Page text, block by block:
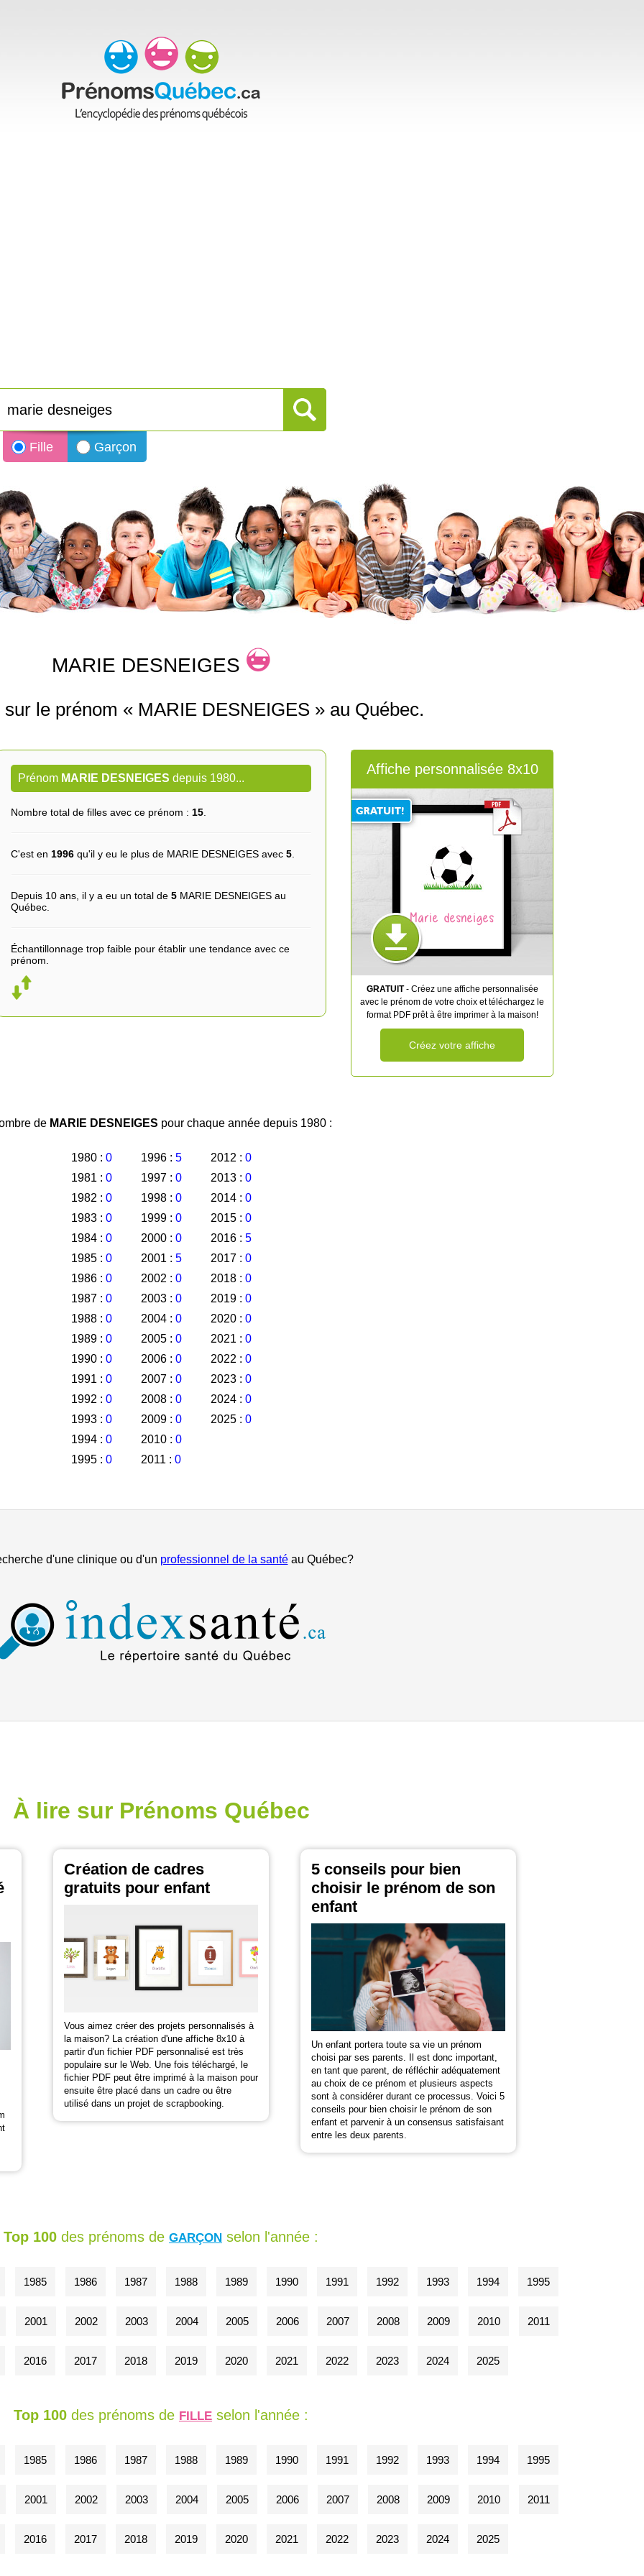
Fille Garçon
MARIE DESNEIGES
le prénom « MARIE DESNEIGES » au Québec.
Prénom MARIE DESNEIGES depuis 1980...
Nombre total de filles avec ce prénom : 15
C'est en 1996 qu'il y eu le plus de MARIE DESNEIGES avec 5
Depuis 10 ans, il y a eu un total de 5 MARIE DESNEIGES au
Québec.
Échantillonnage trop faible pour établir une tendance avec ce
prénom.
Affiche personnalisée 8x10
Marie desneiges
GRATUIT- Créez une affiche personnalisée
avec le prénom de votre choix et téléchargez le
format PDF prêt à être imprimer à la maison!
Créez votre affiche
de MARIE DESNEIGES pour chaque année depuis 1980 :
1980 : 0
1981 : 0
1982 : 0
1983 : 0
1984 : 0
1985 : 0
1986 : 0
1987 : 0
1988 : 0
1989 : 0
1990 : 0
1991 : 0
1992 : 0
1993 : 0
1994 : 0
1995 : 0
1996 : 5
1997 : 0
1998 : 0
1999 : 0
2000 : 0
2001 : 5
2002 : 0
2003 : 0
2004 : 0
2005 : 0
2006 : 0
2007 : 0
2008 : 0
2009 : 0
2010 : 0
2011 : 0
2012 : 0
2013 : 0
2014 : 0
2015 : 0
2016 : 5
2017 : 0
2018 : 0
2019 : 0
2020 : 0
2021 : 0
2022 : 0
2023 : 0
2024 : 0
2025 : 0
d'une clinique ou d'un professionnel de la santéau Québec?
À lire sur Prénoms Québec
Création de cadres
gratuits pour enfant
Vous aimez créer des projets personnalisés à
la maison? La création d'une affiche 8x10 à
partir d'un fichier PDF personnalisé est très
populaire sur le Web. Une fois téléchargé, le
fichier PDF peut être imprimé à la maison pour
ensuite être placé dans un cadre ou être
utilisé dans un projet de scrapbooking.
5 conseils pour bien
choisir le prénom de son
enfant
Un enfant portera toute sa vie un prénom
choisi par ses parents. Il est donc important,
en tant que parent, de réfléchir adéquatement
au choix de ce prénom et plusieurs aspects
sont à considérer durant ce processus. Voici 5
conseils pour bien choisir le prénom de son
enfant et parvenir à un consensus satisfaisant
entre les deux parents.
Top 100 des prénoms de GARÇON selon l'année :
1985 1986 1987 1988 1989 1990 1991 1992 1993 1994 1995
2001 2002 2003 2004 2005 2006 2007 2008 2009 2010 2011
2016 2017 2018 2019 2020 2021 2022 2023 2024 2025
Top 100 des prénoms de FILLE selon l'année :
1985 1986 1987 1988 1989 1990 1991 1992 1993 1994 1995
2001 2002 2003 2004 2005 2006 2007 2008 2009 2010 2011
2016 2017 2018 2019 2020 2021 2022 2023 2024 2025